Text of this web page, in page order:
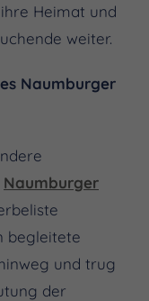
Heimat und
weiter.
Naumburger
Naumburger
begleitete
und trug
der